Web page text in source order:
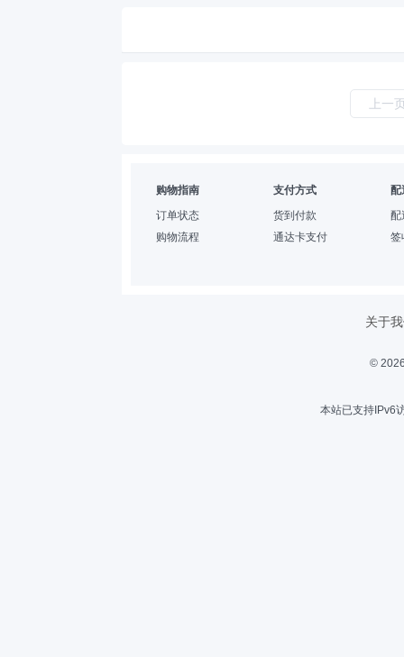
上一
购物指南
订单状态
购物流程
支付方式
货到付款
通达卡支付
配
配
签
关于
©
本站已支持IPv6